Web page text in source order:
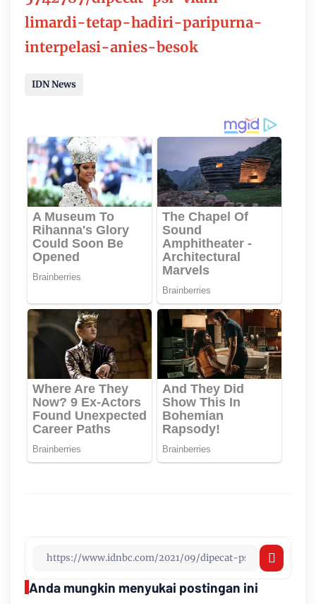
limardi-tetap-hadiri-paripurna-
interpelasi-anies-besok
IDN News
Anda mungkin menyukai postingan ini